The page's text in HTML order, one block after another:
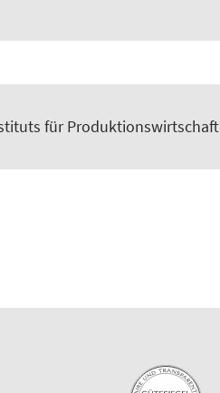
für Produktionswirtschaft